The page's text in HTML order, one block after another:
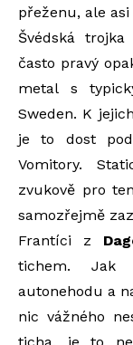
přeženu, ale
Švédská
často pravý
metal s
Sweden. K
je to dost
Vomitory.
zvukově pro
samozřejmě
Frantíci z
tichem. Jak
autonehodu a
nic vážného
ticha, je to